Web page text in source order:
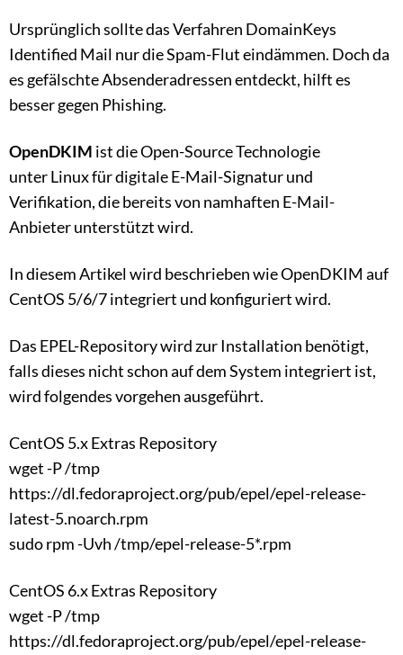
Ursprünglich sollte das Verfahren DomainKeys
Identified Mail nur die Spam-Flut eindämmen. Doch da
es gefälschte Absenderadressen entdeckt, hilft es
besser gegen Phishing.
OpenDKIM ist die Open-Source Technologie
unter Linux für digitale E-Mail-Signatur und
Verifikation, die bereits von namhaften E-Mail-
Anbieter unterstützt wird.
In diesem Artikel wird beschrieben wie OpenDKIM auf
CentOS 5/6/7 integriert und konfiguriert wird.
Das EPEL-Repository wird zur Installation benötigt,
falls dieses nicht schon auf dem System integriert ist,
wird folgendes vorgehen ausgeführt.
CentOS 5.x Extras Repository
wget -P /tmp
https://dl.fedoraproject.org/pub/epel/epel-release-
latest-5.noarch.rpm
sudo rpm -Uvh /tmp/epel-release-5*.rpm
CentOS 6.x Extras Repository
wget -P /tmp
https://dl.fedoraproject.org/pub/epel/epel-release-